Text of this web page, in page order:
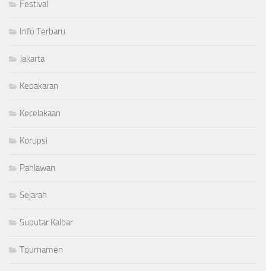
Festival
Info Terbaru
Jakarta
Kebakaran
Kecelakaan
Korupsi
Pahlawan
Sejarah
Suputar Kalbar
Tournamen